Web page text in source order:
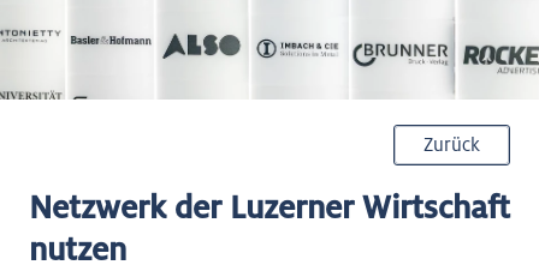
Zurück
Netzwerk der Luzerner Wirtschaft
nutzen